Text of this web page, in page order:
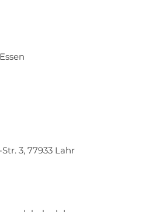
3, 77933 Lahr